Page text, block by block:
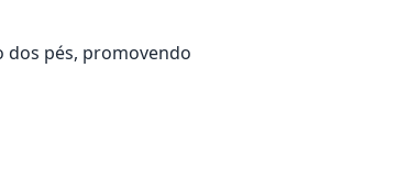
dos pés, promovendo